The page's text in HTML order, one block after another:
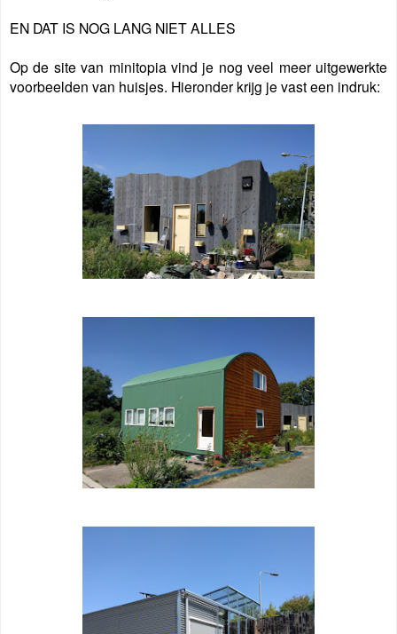
EN DAT IS NOG LANG NIET ALLES
Op de site van minitopia vind je nog veel meer uitgewerkte
voorbeelden van huisjes. Hieronder krijg je vast een indruk: